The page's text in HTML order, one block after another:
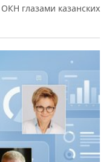
глазами казанских